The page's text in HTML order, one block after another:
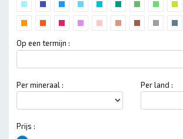
Op een termijn :
Per mineraal : Per land :
Prijs :